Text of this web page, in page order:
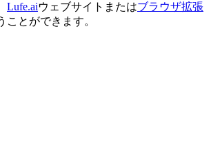
Lufe.aiウェブサイトまたはブラウザ拡張
ことができます。